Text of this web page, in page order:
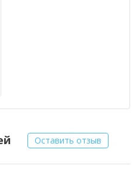
Оставить отзыв